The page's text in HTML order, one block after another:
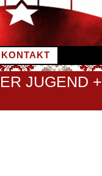
KONTAKT
JUGEND +